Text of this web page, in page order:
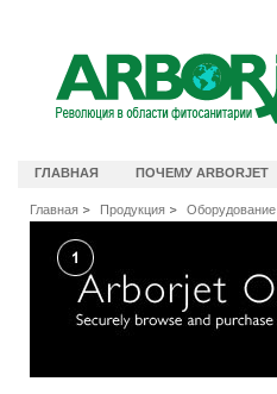
Arborjet
Главная Продукция Оборудование
ГЛАВНАЯ ПОЧЕМУ ARBORJET